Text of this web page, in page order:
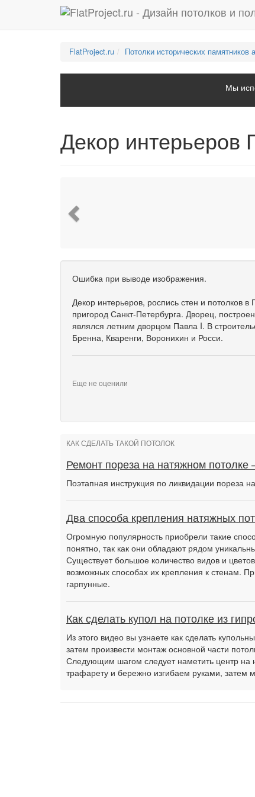
FlatProject.ru Потолки исторических памятников
Мы
Декор интерьеров
Ошибка при выводе изображения.
Декор интерьеров, роспись стен и потолков
пригород Санкт-Петербурга. Дворец,
являлся летним дворцом Павла I. В
Бренна, Кваренги, Воронихин и Росси.
Еще не оценили
КАК СДЕЛАТЬ ТАКОЙ ПОТОЛОК
Ремонт пореза на натяжном
Поэтапная инструкция по ликвидации пореза
Два способа крепления натяжных
Огромную популярность приобрели такие
понятно, так как они обладают рядом
Существует большое количество видов и
возможных способах их крепления к стенам.
гарпунные.
Как сделать купол на потолке из
Из этого видео вы узнаете как сделать
затем произвести монтаж основной части
Следующим шагом следует наметить центр на
трафарету и бережно изгибаем руками,